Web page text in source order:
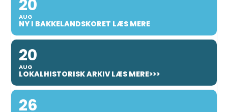
20
AUG
NY I BAKKELANDSKORET LÆS MERE
20
AUG
LOKALHISTORISK ARKIV LÆS MERE>>>
26